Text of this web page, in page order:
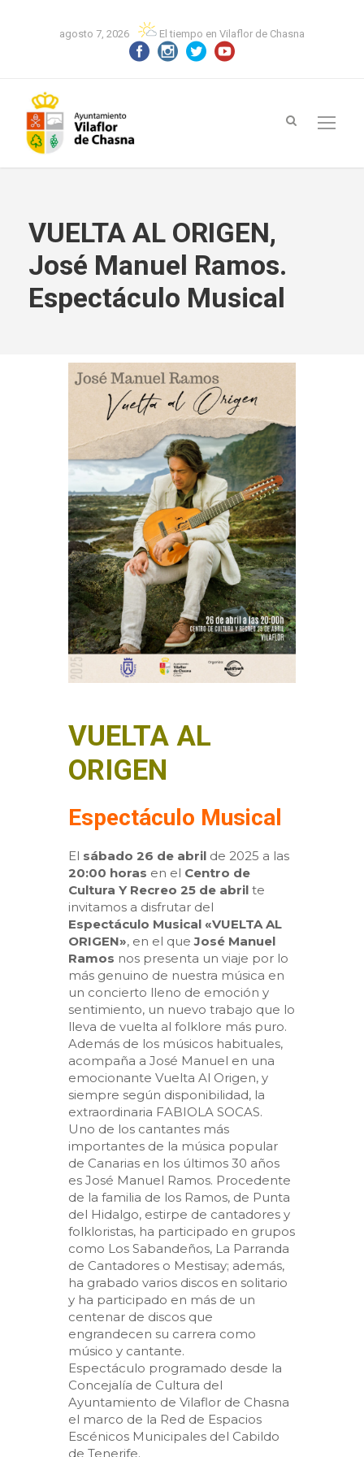
agosto 7, 2026 El tiempo en Vilaflor de Chasna
VUELTA AL ORIGEN,
José Manuel Ramos.
Espectáculo Musical
VUELTA AL
ORIGEN
Espectáculo Musical
El sábado 26 de abril de 2025 a las
20:00 horas en el Centro de
Cultura Y Recreo 25 de abril te
invitamos a disfrutar del
Espectáculo Musical «VUELTA AL
ORIGEN», en el queJosé Manuel
Ramos nos presenta un viaje por lo
más genuino de nuestra música en
un concierto lleno de emoción y
sentimiento, un nuevo trabajo que lo
lleva de vuelta al folklore más puro.
Además de los músicos habituales,
acompaña a José Manuel en una
emocionante Vuelta Al Origen, y
siempre según disponibilidad, la
extraordinaria FABIOLA SOCAS.
Uno de los cantantes más
importantes de la música popular
de Canarias en los últimos 30 años
es José Manuel Ramos. Procedente
de la familia de los Ramos, de Punta
del Hidalgo, estirpe de cantadores y
folkloristas, ha participado en grupos
como Los Sabandeños, La Parranda
de Cantadores o Mestisay; además,
ha grabado varios discos en solitario
y ha participado en más de un
centenar de discos que
engrandecen su carrera como
músico y cantante.
Espectáculo programado desde la
Concejalía de Cultura del
Ayuntamiento de Vilaflor de Chasna
el marco de la Red de Espacios
Escénicos Municipales del Cabildo
de Tenerife.